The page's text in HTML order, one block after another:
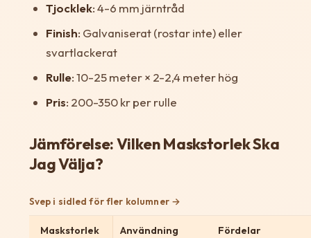
Tjocklek: 4-6 mm järntråd
Finish: Galvaniserat (rostar inte) eller
svartlackerat
Rulle: 10-25 meter × 2-2,4 meter hög
Pris: 200-350 kr per rulle
Jämförelse: Vilken Maskstorlek Ska
Jag Välja?
Svep i sidled för fler kolumner
Maskstorlek Användning Fördelar